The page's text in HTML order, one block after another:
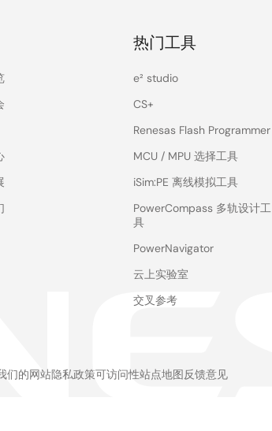
热门工具
e² studio
CS+
Renesas Flash Programmer
MCU / MPU 选择工具
iSim:PE 离线模拟工具
PowerCompass 多轨设计工
具
PowerNavigator
云上实验室
交叉参考
们的网站隐私政策可访问性站点地图反馈意见